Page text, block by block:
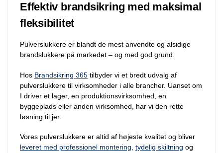
Effektiv brandsikring med maksimal
fleksibilitet
Pulverslukkere er blandt de mest anvendte og alsidige
brandslukkere på markedet – og med god grund.
Hos Brandsikring 365 tilbyder vi et bredt udvalg af
pulverslukkere til virksomheder i alle brancher. Uanset om
I driver et lager, en produktionsvirksomhed, en
byggeplads eller anden virksomhed, har vi den rette
løsning til jer.
Vores pulverslukkere er altid af højeste kvalitet og bliver
leveret med professionel montering, tydelig skiltning og